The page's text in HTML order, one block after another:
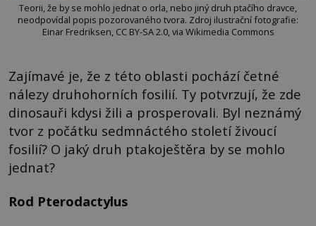
Teorii, že by se mohlo jednat o orla, nebo jiný druh ptačího dravce,
neodpovídal popis pozorovaného tvora. Zdroj ilustrační fotografie:
Einar Fredriksen, CC BY-SA 2.0, via Wikimedia Commons
Zajímavé je, že z této oblasti pochází četné
nálezy druhohorních fosilií. Ty potvrzují, že zde
dinosauři kdysi žili a prosperovali. Byl neznámý
tvor z počátku sedmnáctého století živoucí
fosilií? O jaký druh ptakoještěra by se mohlo
jednat?
Rod Pterodactylus